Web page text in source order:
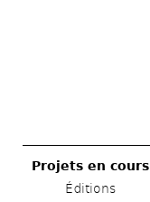
Projets en cours
Éditions